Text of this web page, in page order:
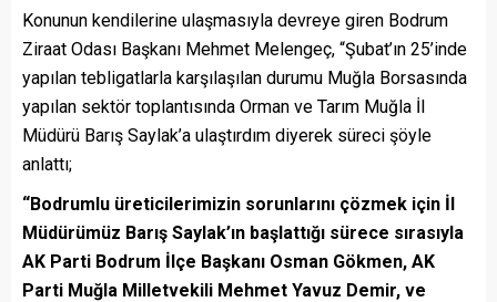
Konunun kendilerine ulaşmasıyla devreye giren Bodrum
Ziraat Odası Başkanı Mehmet Melengeç, “Şubat’ın 25’inde
yapılan tebligatlarla karşılaşılan durumu Muğla Borsasında
yapılan sektör toplantısında Orman ve Tarım Muğla İl
Müdürü Barış Saylak’a ulaştırdım diyerek süreci şöyle
anlattı;
“Bodrumlu üreticilerimizin sorunlarını çözmek için İl
Müdürümüz Barış Saylak’ın başlattığı sürece sırasıyla
AK Parti Bodrum İlçe Başkanı Osman Gökmen, AK
Parti Muğla Milletvekili Mehmet Yavuz Demir, ve